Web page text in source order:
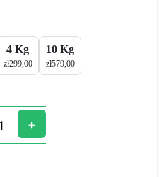
4 Kg
zł299,00
10 Kg
zł579,00
+